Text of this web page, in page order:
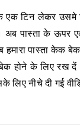
एक टिन लेकर
पास्ता के ऊपर
पास्ता केक बेक
होने के लिए रख
नीचे दी गई